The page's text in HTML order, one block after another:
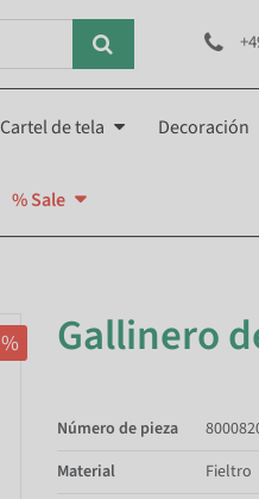
Cartel de tela Decoración
% Sale
% Gallinero
Número de pieza
Material
Fieltro